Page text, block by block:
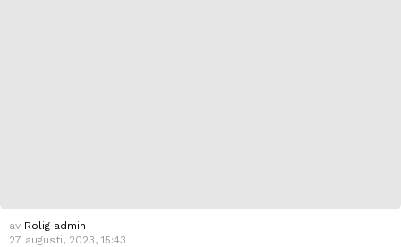
av Rolig admin
27 augusti, 2023, 15:43